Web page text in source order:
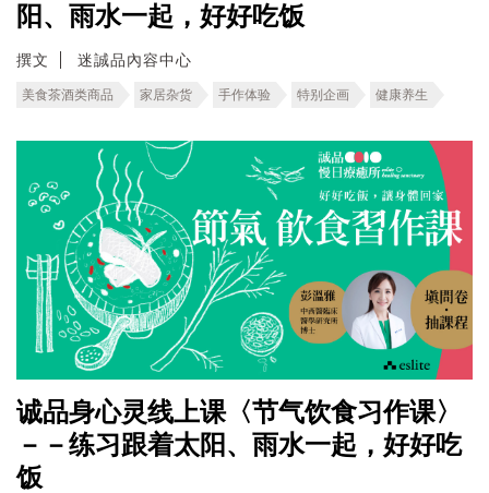
阳、雨水一起，好好吃饭
撰文 迷誠品內容中心
美食茶酒类商品 家居杂货 手作体验 特别企画 健康养生
诚品身心灵线上课〈节气饮食习作课〉
－－练习跟着太阳、雨水一起，好好吃
饭